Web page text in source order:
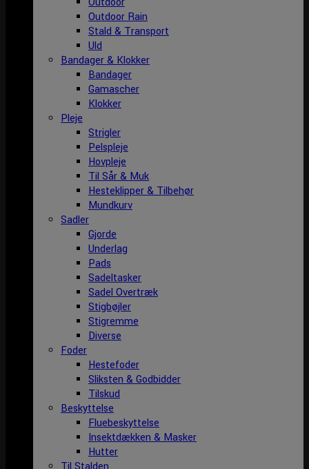
Outdoor Rain
Stald & Transport
Uld
Bandager & Klokker
Bandager
Gamascher
Klokker
Pleje
Strigler
Pelspleje
Hovpleje
Til Sår & Muk
Hesteklipper & Tilbehør
Mundkurv
Sadler
Gjorde
Underlag
Pads
Sadeltasker
Sadel Overtræk
Stigbøjler
Stigremme
Diverse
Foder
Hestefoder
Sliksten & Godbidder
Tilskud
Beskyttelse
Fluebeskyttelse
Insektdækken & Masker
Hutter